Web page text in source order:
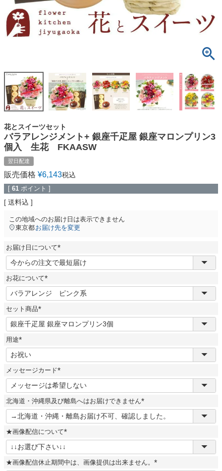
花とスイーツセット
バラアレンジメント+ 銀座千疋屋 銀座マロンプリン3
個入 生花 FKAASW
翌日配達
販売価格 ¥6,143税込
[ 61 ポイント ]
送料込
この地域へのお届け日は表示できません
東京都お届け先を変更
お届け日について
(
必
須
お花について
(
必
須
セット商品
(
必
須
用途
(
必
須
)
メッセージカード
(
必
須
)
北海道・沖縄県及び離島へはお届けできません
(
必
須
★画像配信について
(
必
須
)
★画像配信休止期間中は、画像提供は出来ません。